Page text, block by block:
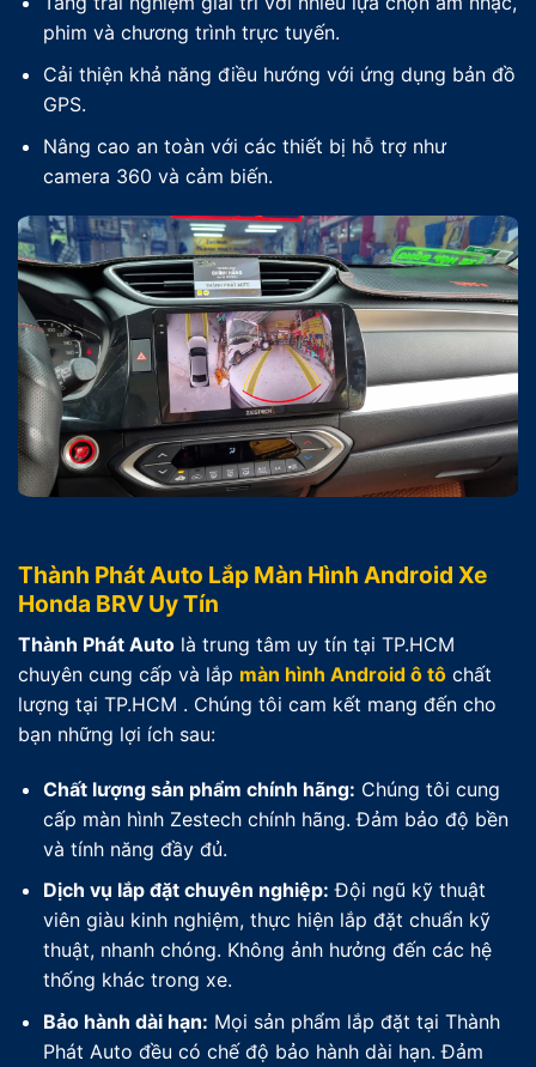
phim và chương trình trực tuyến.
Cải thiện khả năng điều hướng với ứng dụng bản đồ
GPS.
Nâng cao an toàn với các thiết bị hỗ trợ như
camera 360 và cảm biến.
Thành Phát Auto Lắp Màn Hình Android Xe
Honda BRV Uy Tín
Thành Phát Auto là trung tâm uy tín tại TP.HCM
chuyên cung cấp và lắp màn hình Android ô tô chất
lượng tại TP.HCM . Chúng tôi cam kết mang đến cho
bạn những lợi ích sau:
Chất lượng sản phẩm chính hãng: Chúng tôi cung
cấp màn hình Zestech chính hãng. Đảm bảo độ bền
và tính năng đầy đủ.
Dịch vụ lắp đặt chuyên nghiệp: Đội ngũ kỹ thuật
viên giàu kinh nghiệm, thực hiện lắp đặt chuẩn kỹ
thuật, nhanh chóng. Không ảnh hưởng đến các hệ
thống khác trong xe.
Bảo hành dài hạn: Mọi sản phẩm lắp đặt tại Thành
Phát Auto đều có chế độ bảo hành dài hạn. Đảm